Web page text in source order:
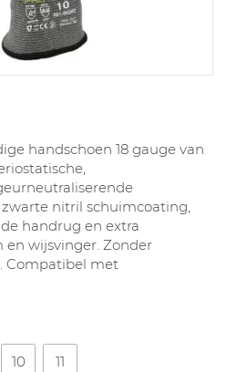
handschoen 18 gauge van
nitril schuimcoating,
handrug en extra
wijsvinger. Zonder
Compatibel met
10 11